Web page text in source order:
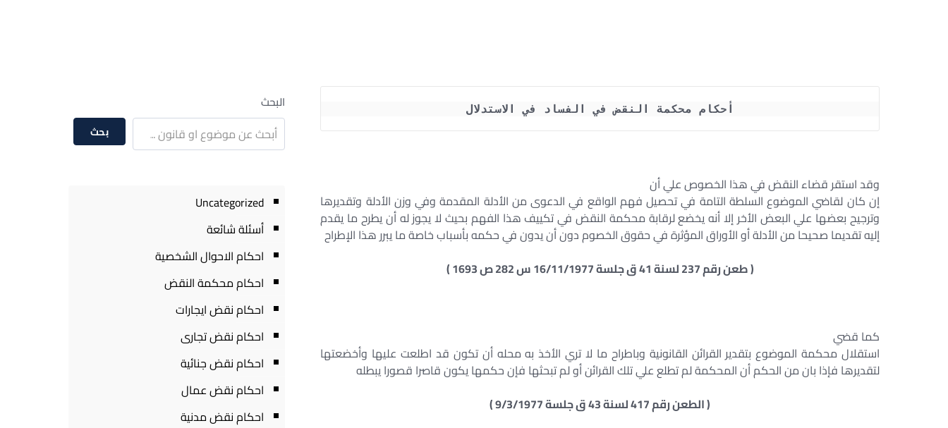
أحكام محكمة النقض في الفساد في الاستدلال
وقد استقر قضاء النقض في هذا الخصوص علي أن
إن كان لقاضي الموضوع السلطة التامة في تحصيل فهم الواقع في الدعوى من الأدلة المقدمة وفي وزن الأدلة وتقديرها
وترجيح بعضها علي البعض الأخر إلا أنه يخضع لرقابة محكمة النقض في تكييف هذا الفهم بحيث لا يجوز له أن يطرح ما يقدم
إليه تقديما صحيحا من الأدلة أو الأوراق المؤثرة في حقوق الخصوم دون أن يدون في حكمه بأسباب خاصة ما يبرر هذا الإطراح
( طعن رقم 237 لسنة 41 ق جلسة 16/11/1977 س 282 ص 1693 )
كما قضي
استقلال محكمة الموضوع بتقدير القرائن القانونية وباطراح ما لا تري الأخذ به محله أن تكون قد اطلعت عليها وأخضعتها
لتقديرها فإذا بان من الحكم أن المحكمة لم تطلع علي تلك القرائن أو لم تبحثها فإن حكمها يكون قاصرا قصورا يبطله
( الطعن رقم 417 لسنة 43 ق جلسة 9/3/1977 )
البحث
بحث
Uncategorized
أسئلة شائعة
احكام الاحوال الشخصية
احكام محكمة النقض
احكام نقض ايجارات
احكام نقض تجارى
احكام نقض جنائية
احكام نقض عمال
احكام نقض مدنية